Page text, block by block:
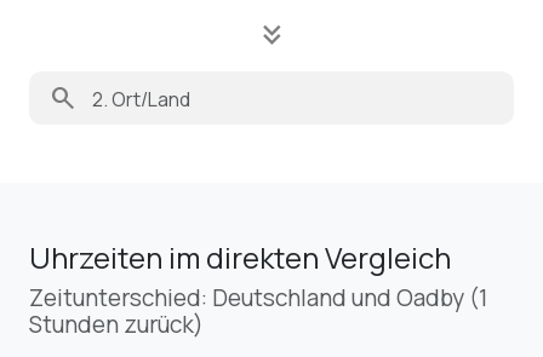
keyboard_double_arrow_down
search
Uhrzeiten im direkten Vergleich
Zeitunterschied: Deutschland und Oadby (1
Stunden zurück)